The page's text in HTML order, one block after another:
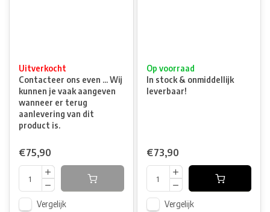
Uitverkocht
Contacteer ons even ... Wij
kunnen je vaak aangeven
wanneer er terug
aanlevering van dit
product is.
€75,90
Vergelijk
Op voorraad
In stock & onmiddellijk
leverbaar!
€73,90
Vergelijk